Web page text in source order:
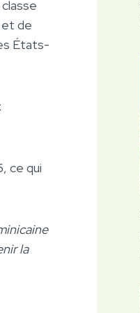
et de
États-
ce qui
la